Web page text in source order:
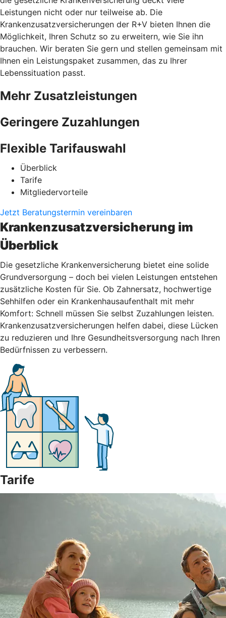
Leistungen nicht oder nur teilweise ab. Die
Krankenzusatzversicherungen der R+V bieten Ihnen die
Möglichkeit, Ihren Schutz so zu erweitern, wie Sie ihn
brauchen. Wir beraten Sie gern und stellen gemeinsam mit
Ihnen ein Leistungspaket zusammen, das zu Ihrer
Lebenssituation passt.
Mehr Zusatzleistungen
Geringere Zuzahlungen
Flexible Tarifauswahl
Überblick
Tarife
Mitgliedervorteile
Jetzt Beratungstermin vereinbaren
Krankenzusatzversicherung im
Überblick
Die gesetzliche Krankenversicherung bietet eine solide
Grundversorgung – doch bei vielen Leistungen entstehen
zusätzliche Kosten für Sie. Ob Zahnersatz, hochwertige
Sehhilfen oder ein Krankenhausaufenthalt mit mehr
Komfort: Schnell müssen Sie selbst Zuzahlungen leisten.
Krankenzusatzversicherungen helfen dabei, diese Lücken
zu reduzieren und Ihre Gesundheitsversorgung nach Ihren
Bedürfnissen zu verbessern.
Tarife